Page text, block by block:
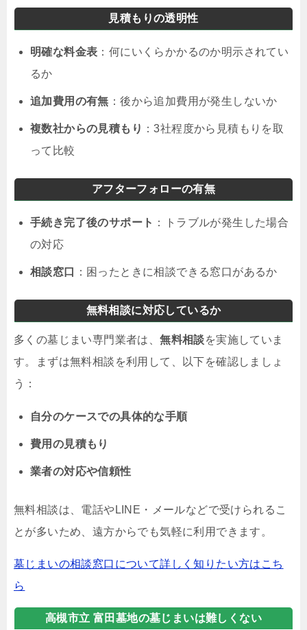
見積もりの透明性
明確な料金表 ：何にいくらかかるのか明示されてい
るか
追加費用の有無 ：後から追加費用が発生しないか
複数社からの見積もり ：3社程度から見積もりを取
って比較
アフターフォローの有無
手続き完了後のサポート ：トラブルが発生した場合
の対応
相談窓口 ：困ったときに相談できる窓口があるか
無料相談に対応しているか
多くの墓じまい専門業者は、無料相談を実施していま
す。まずは無料相談を利用して、以下を確認しましょ
う：
自分のケースでの具体的な手順
費用の見積もり
業者の対応や信頼性
無料相談は、電話やLINE・メールなどで受けられるこ
とが多いため、遠方からでも気軽に利用できます。
墓じまいの相談窓口について詳しく知りたい方はこち
ら
高槻市立 富田墓地の墓じまいは難しくない